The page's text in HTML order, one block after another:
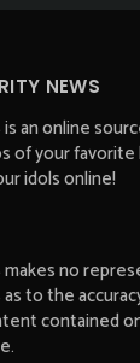
NEWS
is an online
of your
idols online!
makes no
to the
contained